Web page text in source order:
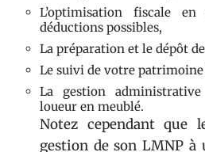
L’optimisation fiscale
déductions possibles,
La préparation et le dépôt
Le suivi de votre
La gestion
loueur en meublé.
Notez cependant
gestion de son LMNP à